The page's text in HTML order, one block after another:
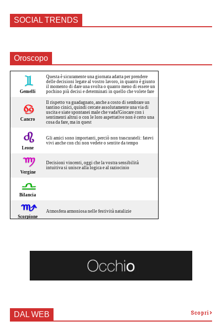
SOCIAL TRENDS
Oroscopo
DAL WEB Scopri